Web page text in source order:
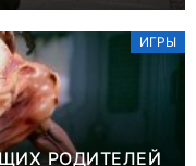
ИГРЫ
РОДИТЕЛЕЙ